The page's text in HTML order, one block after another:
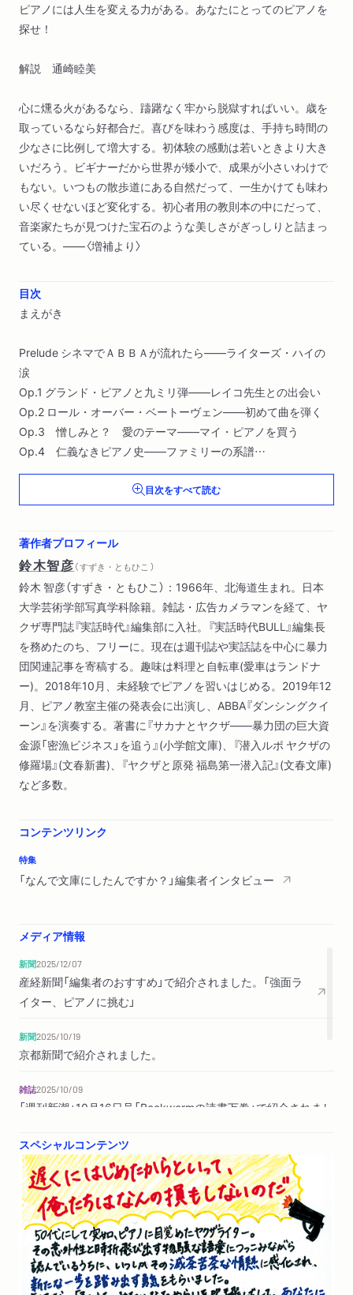
ピアノには人生を変える力がある。あなたにとってのピアノを
探せ！
解説 通崎睦美
心に燻る火があるなら、躊躇なく牢から脱獄すればいい。歳を
取っているなら好都合だ。喜びを味わう感度は、手持ち時間の
少なさに比例して増大する。初体験の感動は若いときより大き
いだろう。ビギナーだから世界が矮小で、成果が小さいわけで
もない。いつもの散歩道にある自然だって、一生かけても味わ
い尽くせないほど変化する。初心者用の教則本の中にだって、
音楽家たちが見つけた宝石のような美しさがぎっしりと詰まっ
ている。――〈増補より〉
目次
まえがき
Prelude シネマでＡＢＢＡが流れたら――ライターズ・ハイの
涙
Op.1 グランド・ピアノと九ミリ弾――レイコ先生との出会い
Op.2 ロール・オーバー・ベートーヴェン――初めて曲を弾く
Op.3 憎しみと？ 愛のテーマ――マイ・ピアノを買う
Op.4 仁義なきピアノ史――ファミリーの系譜
Op.5 よい集中！！――予習、復習、ひたすら練習
Op.6 強く弾きたいと思うこと――ＡＢＢＡ――ときどき抗争
Postlud トイ、トイ、トイ ― 舞台ソデの魔法
増補 団地の子とホームパーティー――自分を見直すレッスン
目次をすべて読む
著作者プロフィール
鈴木智彦（ すずき・ともひこ ）
鈴木 智彦（すずき・ともひこ）：1966年、北海道生まれ。日本
大学芸術学部写真学科除籍。雑誌・広告カメラマンを経て、ヤ
クザ専門誌『実話時代』編集部に入社。『実話時代BULL』編集長
を務めたのち、フリーに。現在は週刊誌や実話誌を中心に暴力
団関連記事を寄稿する。趣味は料理と自転車(愛車はランドナ
ー)。2018年10月、未経験でピアノを習いはじめる。2019年12
月、ピアノ教室主催の発表会に出演し、ABBA『ダンシングクイ
ーン』を演奏する。著書に『サカナとヤクザ――暴力団の巨大資
金源「密漁ビジネス」を追う』(小学館文庫)、『潜入ルポ ヤクザの
修羅場』(文春新書)、『ヤクザと原発 福島第一潜入記』(文春文庫)
など多数。
コンテンツリンク
特集
「なんで文庫にしたんですか？」編集者インタビュー
メディア情報
新聞2025/12/07
産経新聞「編集者のおすすめ」で紹介されました。「強面ラ
イター、ピアノに挑む」
新聞2025/10/19
京都新聞で紹介されました。
雑誌2025/10/09
「週刊新潮」10月16日号「Bookwormの読書万巻」で紹介されまし
新聞2025/10/05
読売新聞「辻田真佐憲さんのポケットに3冊」で紹介されま
した。
スペシャルコンテンツ